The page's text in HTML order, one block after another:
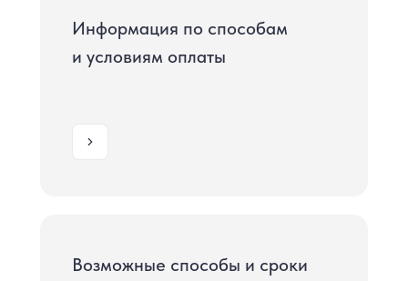
Информация по способам
и условиям оплаты
Возможные способы и сроки